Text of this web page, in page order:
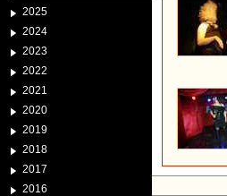
2025
2024
2023
2022
2021
2020
2019
2018
2017
2016